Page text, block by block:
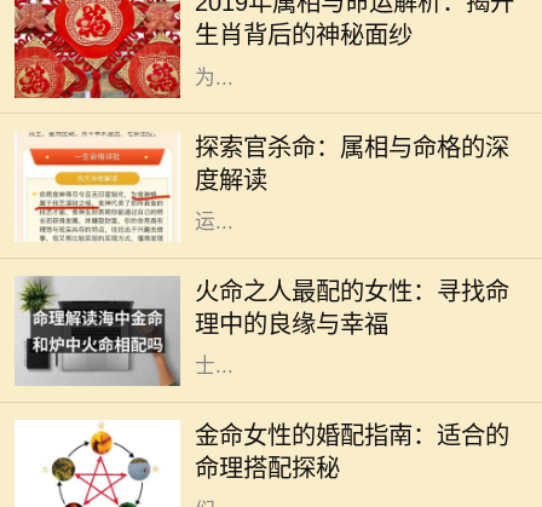
生肖背后的神秘面纱
着财富与好运，常常被认为是富裕与
幸福的象征。猪年出生的人通常被视
为...
探索官杀命：属相与命格的深
度解读
在中国传统文化中，命理学是一门博
大精深的学问，其中属相与命格的关
系尤为引人注目。官杀命，作为一种
特定的命格，常常和成功、权威、财
运...
火命之人最配的女性：寻找命
理中的良缘与幸福
在中国的传统命理学中，火命代表着
热情、活力与激情。火命之人，通常
生性乐观，充满创造力和积极向上的
力量。然而，合适的伴侣对于火命人
士...
金命女性的婚配指南：适合的
命理搭配探秘
在中国传统命理学中，八字命理被广
泛用于分析一个人的命运。在这些命
理中，五行是极其重要的概念。金命
女性，象征着坚韧、果敢与智慧，她